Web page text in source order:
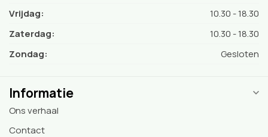
Vrijdag:
10.30 - 18.30
Zaterdag:
10.30 - 18.30
Zondag:
Gesloten
Informatie
Ons verhaal
Contact